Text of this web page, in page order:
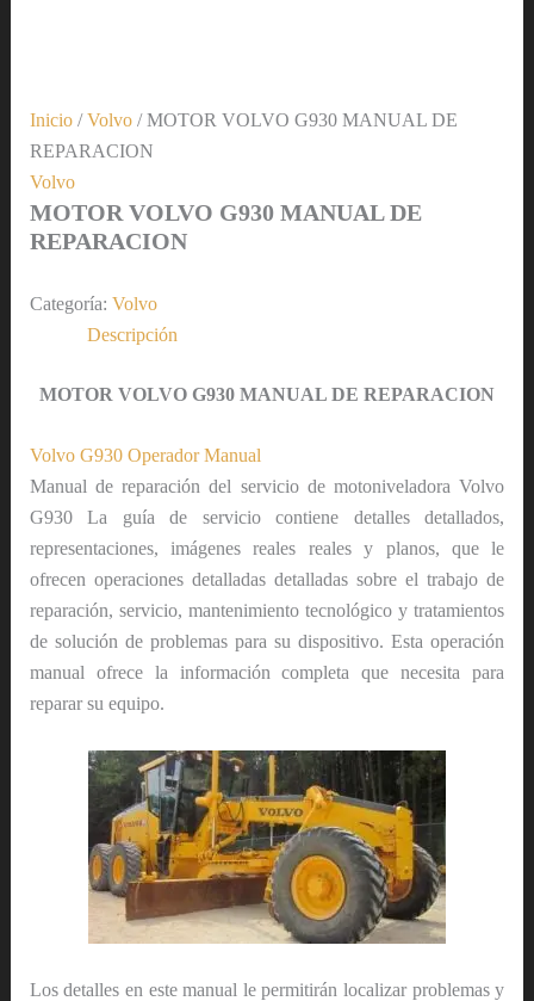
Inicio/Volvo/ MOTOR VOLVO G930 MANUAL DE
REPARACION
Volvo
MOTOR VOLVO G930 MANUAL DE
REPARACION
Categoría: Volvo
Descripción
MOTOR VOLVO G930 MANUAL DE REPARACION
Volvo G930 Operador Manual
Manual de reparación del servicio de motoniveladora Volvo
G930 La guía de servicio contiene detalles detallados,
representaciones, imágenes reales reales y planos, que le
ofrecen operaciones detalladas detalladas sobre el trabajo de
reparación, servicio, mantenimiento tecnológico y tratamientos
de solución de problemas para su dispositivo. Esta operación
manual ofrece la información completa que necesita para
reparar su equipo.
Los detalles en este manual le permitirán localizar problemas y